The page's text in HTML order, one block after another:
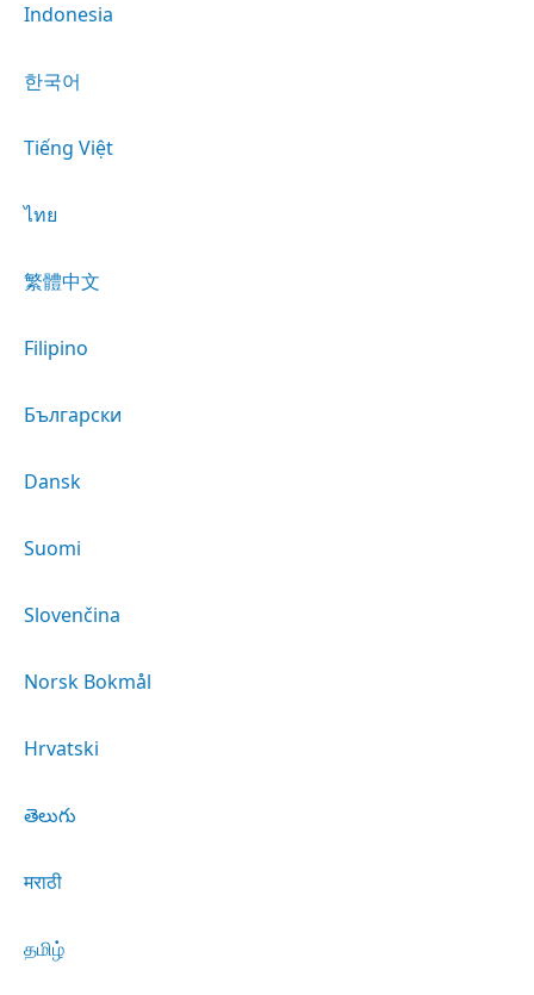
Indonesia
한국어
Tiếng Việt
ไทย
繁體中文
Filipino
Български
Dansk
Suomi
Slovenčina
Norsk Bokmål
Hrvatski
తెలుగు
मराठी
தமிழ்